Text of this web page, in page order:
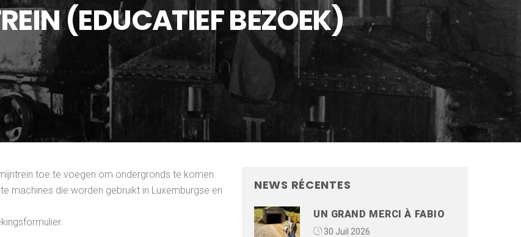
(EDUCATIEF BEZOEK)
toe te voegen om ondergronds te komen.
machines die worden gebruikt in Luxemburgse en
NEWS RÉCENTES
UN GRAND MERCI À FABIO
30 Juil 2026